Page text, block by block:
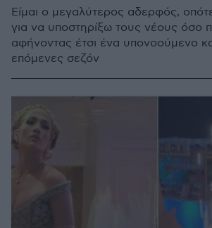
Είμαι ο μεγαλύτερος αδερφός,
για να υποστηρίξω τους νέους όσο
αφήνοντας έτσι ένα υπονοούμενο
επόμενες σεζόν